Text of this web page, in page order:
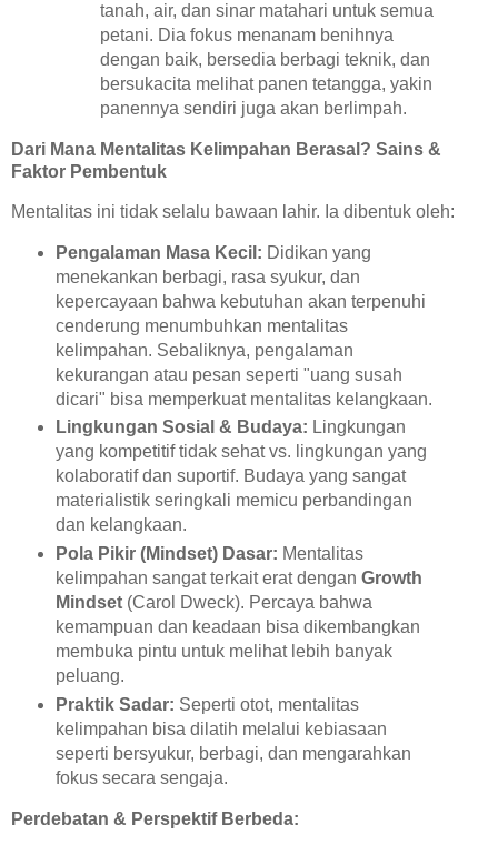
tanah, air, dan sinar matahari untuk semua
petani. Dia fokus menanam benihnya
dengan baik, bersedia berbagi teknik, dan
bersukacita melihat panen tetangga, yakin
panennya sendiri juga akan berlimpah.
Dari Mana Mentalitas Kelimpahan Berasal? Sains &
Faktor Pembentuk
Mentalitas ini tidak selalu bawaan lahir. Ia dibentuk oleh:
Pengalaman Masa Kecil: Didikan yang
menekankan berbagi, rasa syukur, dan
kepercayaan bahwa kebutuhan akan terpenuhi
cenderung menumbuhkan mentalitas
kelimpahan. Sebaliknya, pengalaman
kekurangan atau pesan seperti "uang susah
dicari" bisa memperkuat mentalitas kelangkaan.
Lingkungan Sosial & Budaya: Lingkungan
yang kompetitif tidak sehat vs. lingkungan yang
kolaboratif dan suportif. Budaya yang sangat
materialistik seringkali memicu perbandingan
dan kelangkaan.
Pola Pikir (Mindset) Dasar: Mentalitas
kelimpahan sangat terkait erat dengan Growth
Mindset(Carol Dweck). Percaya bahwa
kemampuan dan keadaan bisa dikembangkan
membuka pintu untuk melihat lebih banyak
peluang.
Praktik Sadar: Seperti otot, mentalitas
kelimpahan bisa dilatih melalui kebiasaan
seperti bersyukur, berbagi, dan mengarahkan
fokus secara sengaja.
Perdebatan & Perspektif Berbeda: